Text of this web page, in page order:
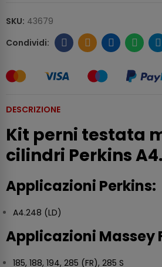
SKU: 43679
DESCRIZIONE
Kit perni testata
cilindri Perkins
Applicazioni Perkins:
A4.248 (LD)
Applicazioni Massey
185, 188, 194, 285 (FR), 285 S